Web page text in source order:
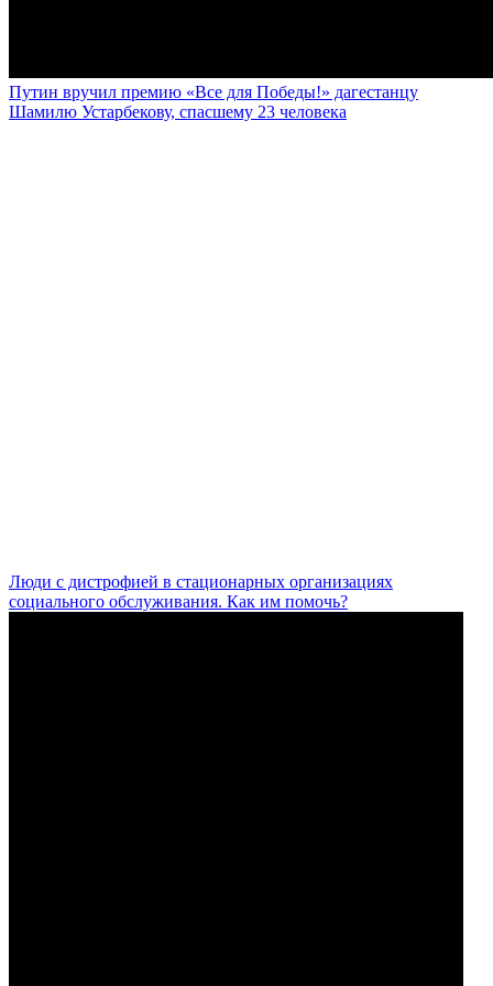
Путин вручил премию «Все для Победы!» дагестанцу
Шамилю Устарбекову, спасшему 23 человека
Люди с дистрофией в стационарных организациях
социального обслуживания. Как им помочь?